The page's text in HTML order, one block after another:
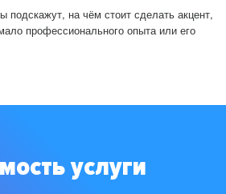
подскажут, на чём стоит сделать акцент,
профессионального опыта или его
услуги